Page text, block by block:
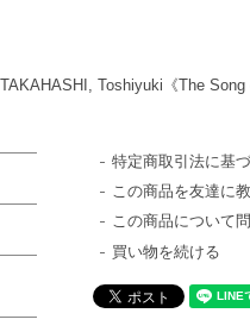
Toshiyuki《The
特定商取引法に基
この商品を友達に
この商品について
買い物を続ける